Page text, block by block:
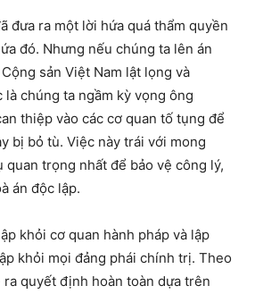
đưa ra một lời hứa quá thẩm quyền
đó. Nhưng nếu chúng ta lên án
sản Việt Nam lật lọng và
chúng ta ngầm kỳ vọng ông
thiệp vào các cơ quan tố tụng để
bị bỏ tù. Việc này trái với mong
quan trọng nhất để bảo vệ công lý,
án độc lập.
khỏi cơ quan hành pháp và lập
khỏi mọi đảng phái chính trị. Theo
ra quyết định hoàn toàn dựa trên